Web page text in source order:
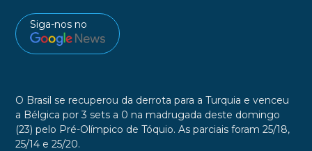
Siga-nos no
O Brasil se recuperou da derrota para a Turquia e venceu
a Bélgica por 3 sets a 0 na madrugada deste domingo
(23) pelo Pré-Olímpico de Tóquio. As parciais foram 25/18,
25/14 e 25/20.